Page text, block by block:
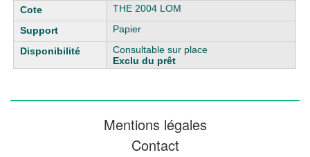
THE 2004 LOM
Papier
Consultable sur place
Exclu du prêt
Mentions légales
Contact